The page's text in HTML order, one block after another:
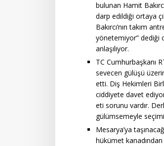
bulunan Hamit
darp edildiği ortaya
Bakırcı’nın takım
yönetemiyor” dediği
anlaşılıyor.
TC Cumhurbaşkanı
sevecen gülüşü
etti. Diş Hekimleri
ciddiyete davet
eti sorunu vardır.
gülümsemeyle seçimi
Mesarya’ya
hükümet kanadından